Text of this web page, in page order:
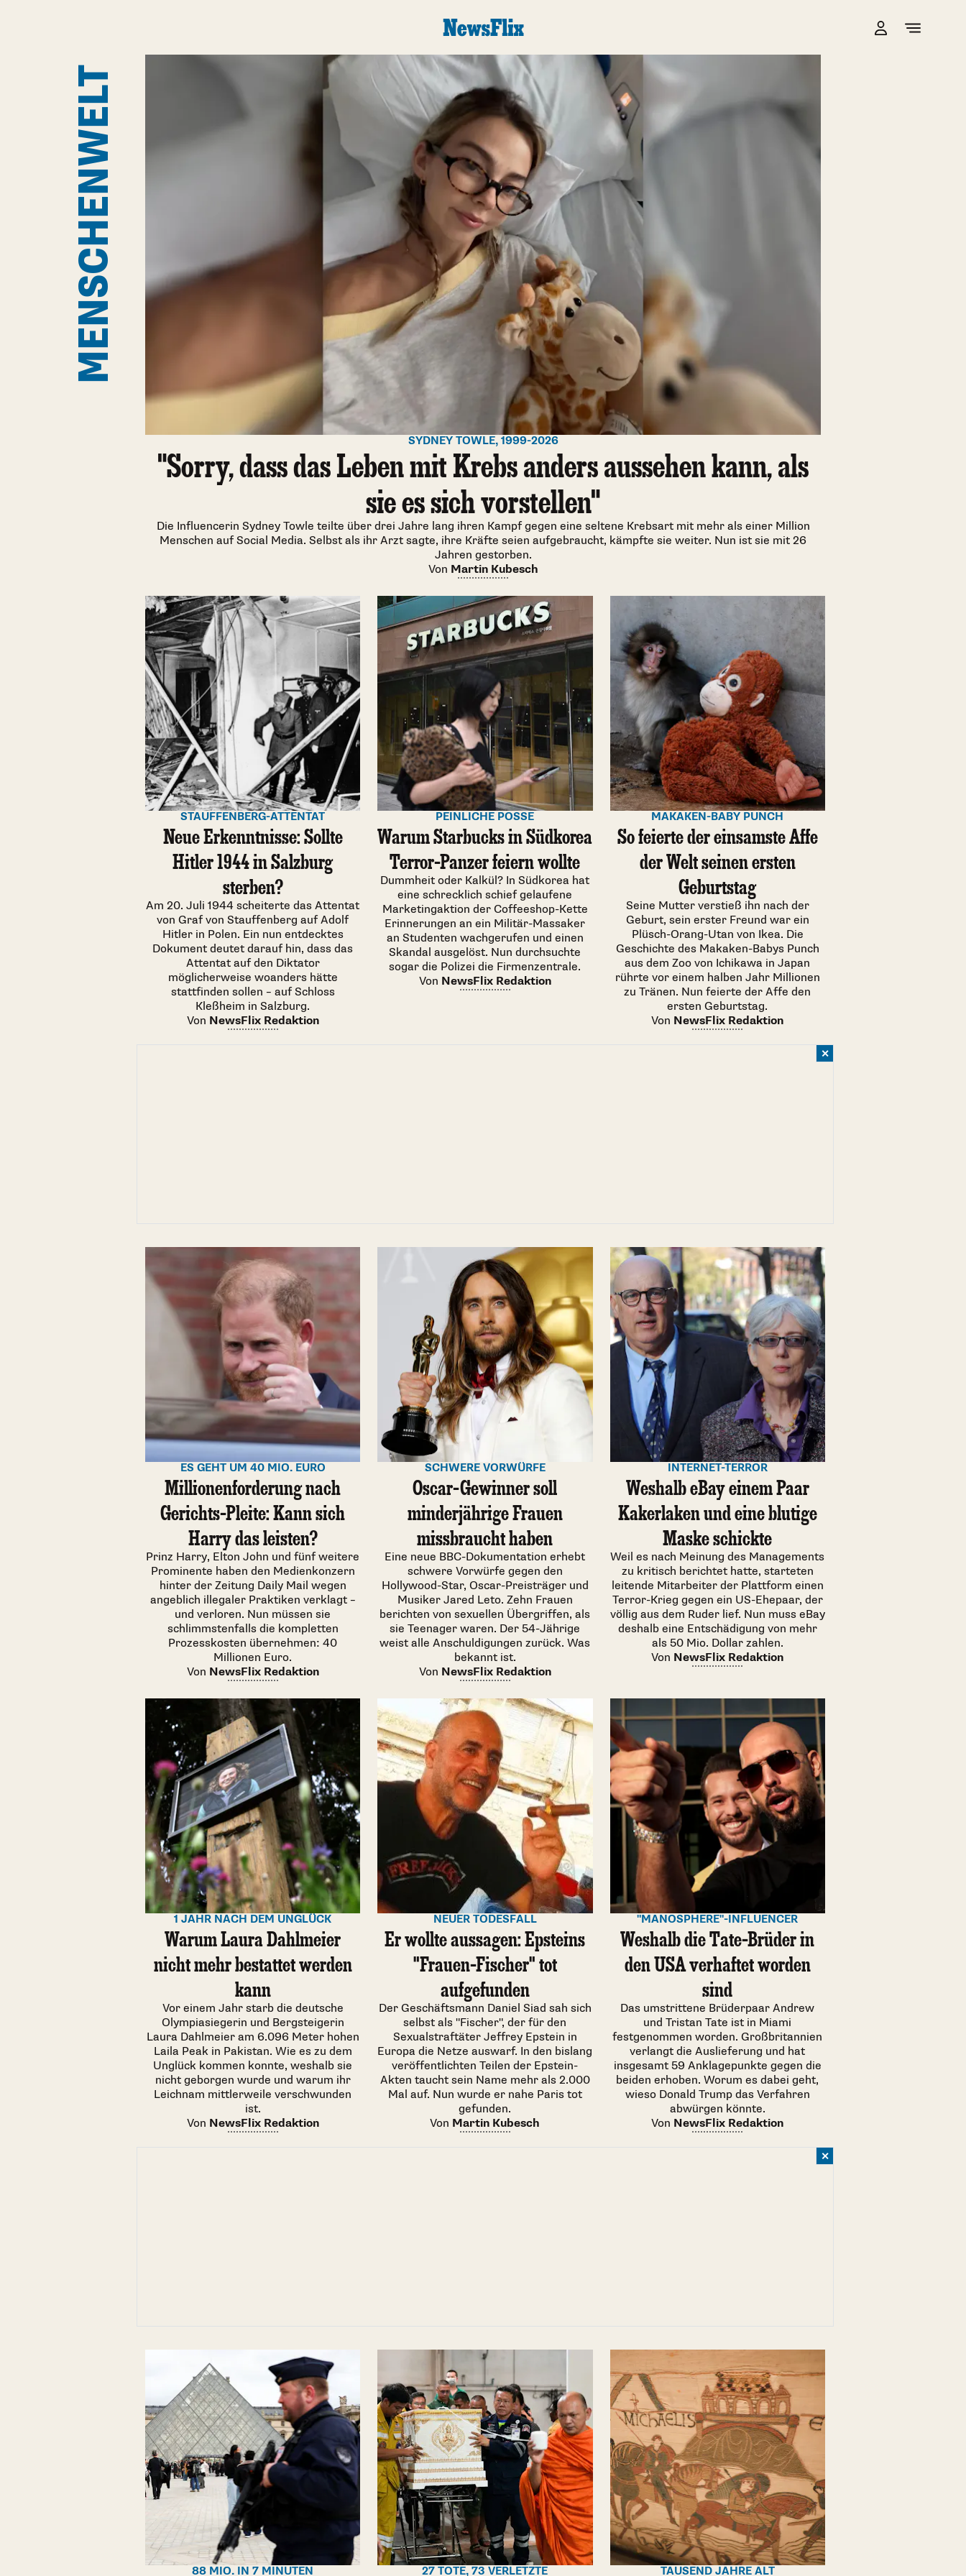
MENSCHENWELT
SYDNEY TOWLE, 1999-2026
"Sorry, dass das Leben mit Krebs anders aussehen kann, als
sie es sich vorstellen"
Die Influencerin Sydney Towle teilte über drei Jahre lang ihren Kampf gegen eine seltene Krebsart mit mehr als einer Million
Menschen auf Social Media. Selbst als ihr Arzt sagte, ihre Kräfte seien aufgebraucht, kämpfte sie weiter. Nun ist sie mit 26
Jahren gestorben.
Von Martin Kubesch
STAUFFENBERG-ATTENTAT
Neue Erkenntnisse: Sollte
Hitler 1944 in Salzburg
sterben?
Am 20. Juli 1944 scheiterte das Attentat
von Graf von Stauffenberg auf Adolf
Hitler in Polen. Ein nun entdecktes
Dokument deutet darauf hin, dass das
Attentat auf den Diktator
möglicherweise woanders hätte
stattfinden sollen – auf Schloss
Kleßheim in Salzburg.
Von NewsFlix Redaktion
PEINLICHE POSSE
Warum Starbucks in Südkorea
Terror-Panzer feiern wollte
Dummheit oder Kalkül? In Südkorea hat
eine schrecklich schief gelaufene
Marketingaktion der Coffeeshop-Kette
Erinnerungen an ein Militär-Massaker
an Studenten wachgerufen und einen
Skandal ausgelöst. Nun durchsuchte
sogar die Polizei die Firmenzentrale.
Von NewsFlix Redaktion
MAKAKEN-BABY PUNCH
So feierte der einsamste Affe
der Welt seinen ersten
Geburtstag
Seine Mutter verstieß ihn nach der
Geburt, sein erster Freund war ein
Plüsch-Orang-Utan von Ikea. Die
Geschichte des Makaken-Babys Punch
aus dem Zoo von Ichikawa in Japan
rührte vor einem halben Jahr Millionen
zu Tränen. Nun feierte der Affe den
ersten Geburtstag.
Von NewsFlix Redaktion
✕
ES GEHT UM 40 MIO. EURO
Millionenforderung nach
Gerichts-Pleite: Kann sich
Harry das leisten?
Prinz Harry, Elton John und fünf weitere
Prominente haben den Medienkonzern
hinter der Zeitung Daily Mail wegen
angeblich illegaler Praktiken verklagt –
und verloren. Nun müssen sie
schlimmstenfalls die kompletten
Prozesskosten übernehmen: 40
Millionen Euro.
Von NewsFlix Redaktion
SCHWERE VORWÜRFE
Oscar-Gewinner soll
minderjährige Frauen
missbraucht haben
Eine neue BBC-Dokumentation erhebt
schwere Vorwürfe gegen den
Hollywood-Star, Oscar-Preisträger und
Musiker Jared Leto. Zehn Frauen
berichten von sexuellen Übergriffen, als
sie Teenager waren. Der 54-Jährige
weist alle Anschuldigungen zurück. Was
bekannt ist.
Von NewsFlix Redaktion
INTERNET-TERROR
Weshalb eBay einem Paar
Kakerlaken und eine blutige
Maske schickte
Weil es nach Meinung des Managements
zu kritisch berichtet hatte, starteten
leitende Mitarbeiter der Plattform einen
Terror-Krieg gegen ein US-Ehepaar, der
völlig aus dem Ruder lief. Nun muss eBay
deshalb eine Entschädigung von mehr
als 50 Mio. Dollar zahlen.
Von NewsFlix Redaktion
1 JAHR NACH DEM UNGLÜCK
Warum Laura Dahlmeier
nicht mehr bestattet werden
kann
Vor einem Jahr starb die deutsche
Olympiasiegerin und Bergsteigerin
Laura Dahlmeier am 6.096 Meter hohen
Laila Peak in Pakistan. Wie es zu dem
Unglück kommen konnte, weshalb sie
nicht geborgen wurde und warum ihr
Leichnam mittlerweile verschwunden
ist.
Von NewsFlix Redaktion
NEUER TODESFALL
Er wollte aussagen: Epsteins
"Frauen-Fischer" tot
aufgefunden
Der Geschäftsmann Daniel Siad sah sich
selbst als "Fischer", der für den
Sexualstraftäter Jeffrey Epstein in
Europa die Netze auswarf. In den bislang
veröffentlichten Teilen der Epstein-
Akten taucht sein Name mehr als 2.000
Mal auf. Nun wurde er nahe Paris tot
gefunden.
Von Martin Kubesch
"MANOSPHERE"-INFLUENCER
Weshalb die Tate-Brüder in
den USA verhaftet worden
sind
Das umstrittene Brüderpaar Andrew
und Tristan Tate ist in Miami
festgenommen worden. Großbritannien
verlangt die Auslieferung und hat
insgesamt 59 Anklagepunkte gegen die
beiden erhoben. Worum es dabei geht,
wieso Donald Trump das Verfahren
abwürgen könnte.
Von NewsFlix Redaktion
✕
88 MIO. IN 7 MINUTEN 27 TOTE, 73 VERLETZTE TAUSEND JAHRE ALT